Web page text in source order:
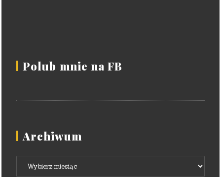
Polub mnie na FB
Archiwum
Archiwum